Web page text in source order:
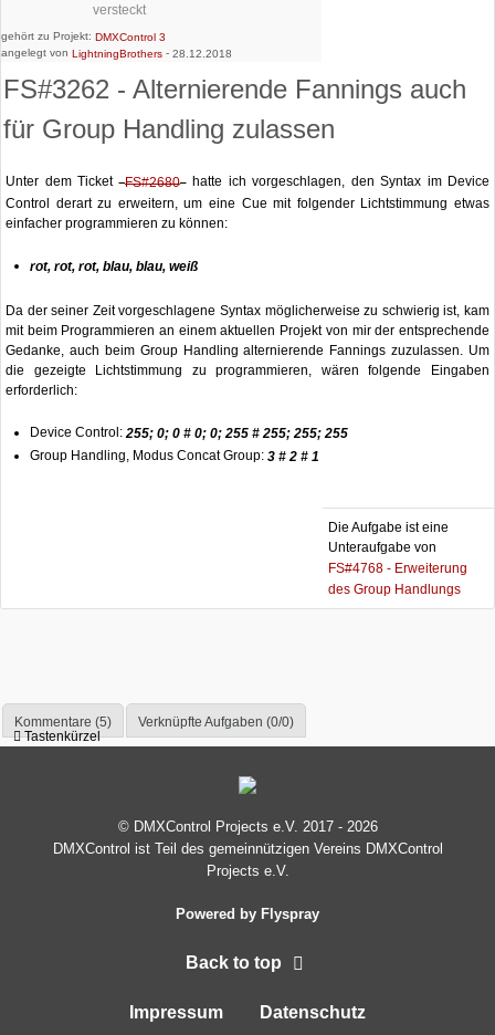
versteckt
gehört zu Projekt: DMXControl 3
angelegt von LightningBrothers - 28.12.2018
FS#3262 - Alternierende Fannings auch
für Group Handling zulassen
Unter dem Ticket FS#2680 hatte ich vorgeschlagen, den Syntax im Device
Control derart zu erweitern, um eine Cue mit folgender Lichtstimmung etwas
einfacher programmieren zu können:
rot, rot, rot, blau, blau, weiß
Da der seiner Zeit vorgeschlagene Syntax möglicherweise zu schwierig ist, kam
mit beim Programmieren an einem aktuellen Projekt von mir der entsprechende
Gedanke, auch beim Group Handling alternierende Fannings zuzulassen. Um
die gezeigte Lichtstimmung zu programmieren, wären folgende Eingaben
erforderlich:
Device Control: 255; 0; 0 # 0; 0; 255 # 255; 255; 255
Group Handling, Modus Concat Group: 3 # 2 # 1
Die Aufgabe ist eine
Unteraufgabe von
FS#4768 - Erweiterung
des Group Handlungs
Kommentare (5)
Verknüpfte Aufgaben (0/0)
Tastenkürzel
© DMXControl Projects e.V. 2017 - 2026
DMXControl ist Teil des gemein­nützigen Vereins DMXControl
Projects e.V.
Powered by Flyspray
Back to top
Impressum Datenschutz